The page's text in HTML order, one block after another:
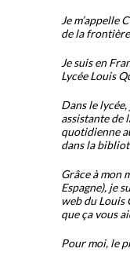
Je m’appelle
de la
Je suis en
Lycée Louis
Dans le lycée,
assistante de
quotidienne
dans la
Grâce à mon
Espagne), je
web du Louis
que ça vous
Pour moi, le